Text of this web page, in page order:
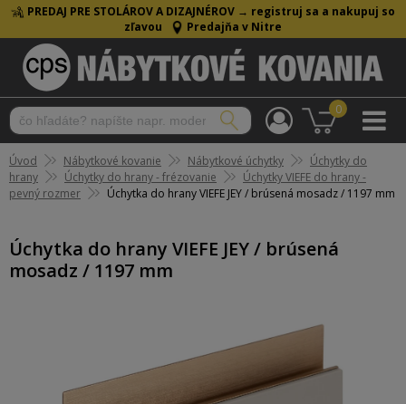
PREDAJ PRE STOLÁROV A DIZAJNÉROV → registruj sa a nakupuj so
zľavou
Predajňa v Nitre
0
Úvod Nábytkové kovanie Nábytkové úchytky
Úchytky do
hrany
Úchytky do hrany - frézovanie
Úchytky VIEFE do hrany -
pevný rozmer
Úchytka do hrany VIEFE JEY / brúsená mosadz / 1197 mm
Úchytka do hrany VIEFE JEY / brúsená
mosadz / 1197 mm